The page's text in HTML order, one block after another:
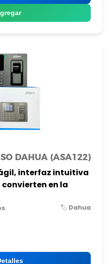
DAHUA (ASA122)
interfaz intuitiva
en la
🏷️ Dahua